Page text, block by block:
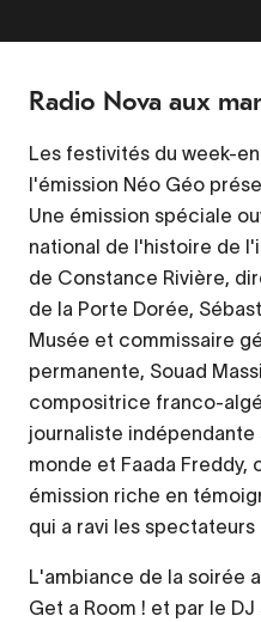
Radio Nova aux
Les festivités du week-
l'émission Néo Géo
Une émission spéciale
national de l'histoire de
de Constance Rivière,
de la Porte Dorée,
Musée et commissaire
permanente, Souad
compositrice franco-
journaliste
monde et Faada Freddy,
émission riche en
qui a ravi les
L'ambiance de la soirée
Get a Room ! et par le DJ